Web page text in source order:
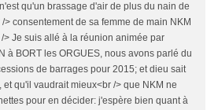
qu'un brassage d'air de plus du nain de
> consentement de sa femme de main NKM
> Je suis allé à la réunion animée par
à BORT les ORGUES, nous avons parlé du
de barrages pour 2015; et dieu sait
et qu'il vaudrait mieux<br /> que NKM ne
pour en décider: j'espère bien quant à